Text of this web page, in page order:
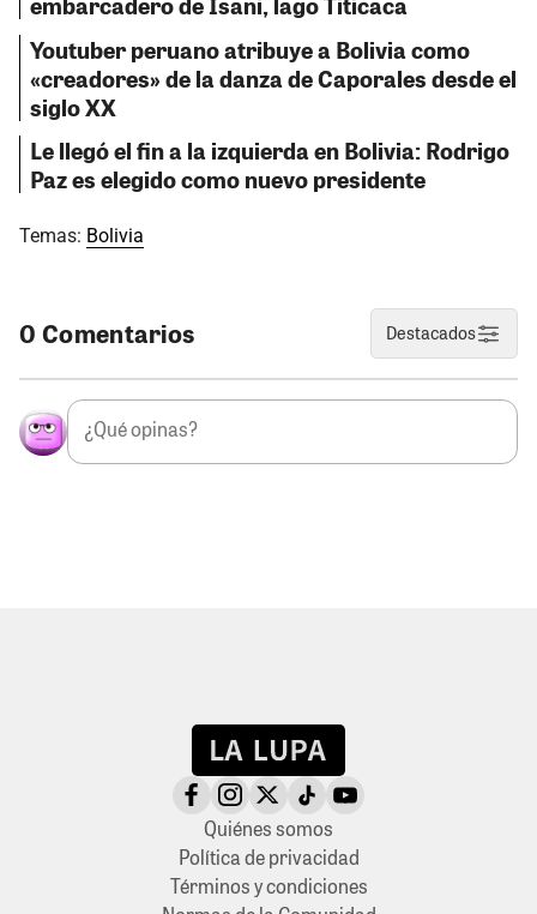
Youtuber peruano atribuye a Bolivia como
«creadores» de la danza de Caporales desde el
siglo XX
Le llegó el fin a la izquierda en Bolivia: Rodrigo
Paz es elegido como nuevo presidente
Temas: Bolivia
0 Comentarios Destacados
Quiénes somos
Política de privacidad
Términos y condiciones